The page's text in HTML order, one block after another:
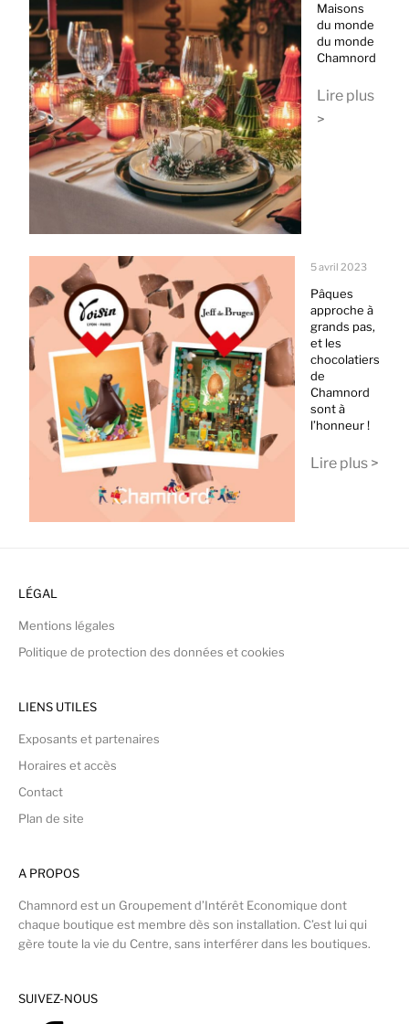
Maisons
du monde
du monde
Chamnord
Lire plus
>
5 avril 2023
Pâques
approche à
grands pas,
et les
chocolatiers
de
Chamnord
sont à
l’honneur !
Lire plus >
LÉGAL
Mentions légales
Politique de protection des données et cookies
LIENS UTILES
Exposants et partenaires
Horaires et accès
Contact
Plan de site
A PROPOS
Chamnord est un Groupement d’Intérêt Economique dont
chaque boutique est membre dès son installation. C’est lui qui
gère toute la vie du Centre, sans interférer dans les boutiques.
SUIVEZ-NOUS